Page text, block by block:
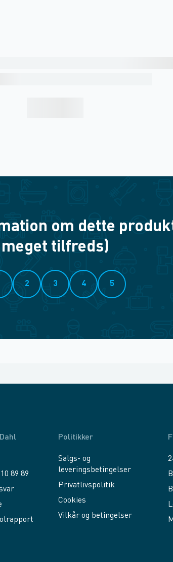
om dette
meget tilfreds)
2 3 4 5
89 89
Politikker
Salgs- og
leveringsbetingelser
Privatlivspolitik
Cookies
Vilkår og betingelser